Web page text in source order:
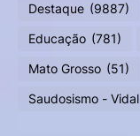
Destaque (9887)
Educação (781)
Mato Grosso (51)
Saudosismo - Vidal